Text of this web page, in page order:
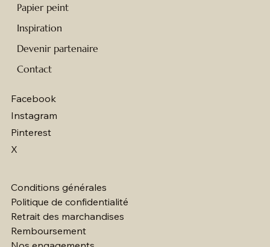
Papier peint
Inspiration
Devenir partenaire
Contact
Conditions générales
Politique de confidentialité
Retrait des marchandises
Remboursement
Facebook
Instagram
Pinterest
X